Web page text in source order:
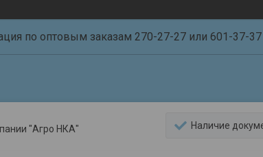
по оптовым заказам 270-27-27 или 601-37-37
"Агро НКА" Наличие